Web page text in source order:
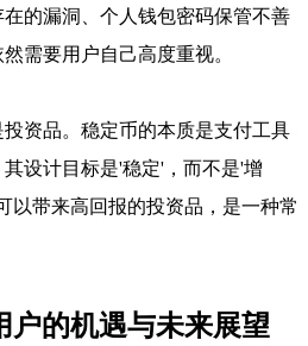
的漏洞、个人钱包密码保管不善
需要用户自己高度重视。
资品。稳定币的本质是支付工具
设计目标是'稳定'，而不是'增
以带来高回报的投资品，是一种常
户的机遇与未来展望